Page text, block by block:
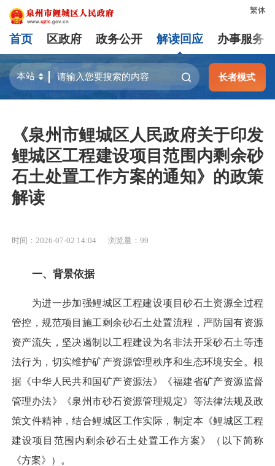
繁体
首页 区政府 政务公开 解读回应 办事服务
长者模式
《泉州市鲤城区人民政府关于印发
鲤城区工程建设项目范围内剩余砂
石土处置工作方案的通知》的政策
解读
时间：2026-07-02 14:04 浏览量： 99
一、背景依据
为进一步加强鲤城区工程建设项目砂石土资源全过程
管控，规范项目施工剩余砂石土处置流程，严防国有资源
资产流失，坚决遏制以工程建设为名非法开采砂石土等违
法行为，切实维护矿产资源管理秩序和生态环境安全。根
据《中华人民共和国矿产资源法》《福建省矿产资源监督
管理办法》《泉州市砂石资源管理规定》等法律法规及政
策文件精神，结合鲤城区工作实际，制定本《鲤城区工程
建设项目范围内剩余砂石土处置工作方案》（以下简称
《方案》）。